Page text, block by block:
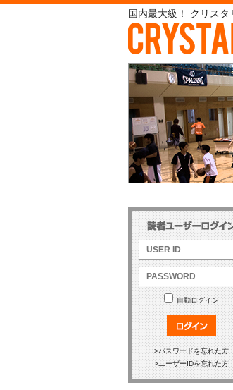
国内最大級！ クリス
自動ログイン
パスワードを忘れた方
ユーザーIDを忘れた方